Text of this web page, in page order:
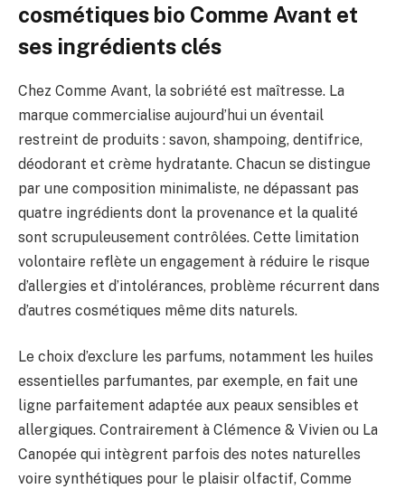
cosmétiques bio Comme Avant et
ses ingrédients clés
Chez Comme Avant, la sobriété est maîtresse. La
marque commercialise aujourd’hui un éventail
restreint de produits : savon, shampoing, dentifrice,
déodorant et crème hydratante. Chacun se distingue
par une composition minimaliste, ne dépassant pas
quatre ingrédients dont la provenance et la qualité
sont scrupuleusement contrôlées. Cette limitation
volontaire reflète un engagement à réduire le risque
d’allergies et d’intolérances, problème récurrent dans
d’autres cosmétiques même dits naturels.
Le choix d’exclure les parfums, notamment les huiles
essentielles parfumantes, par exemple, en fait une
ligne parfaitement adaptée aux peaux sensibles et
allergiques. Contrairement à Clémence & Vivien ou La
Canopée qui intègrent parfois des notes naturelles
voire synthétiques pour le plaisir olfactif, Comme